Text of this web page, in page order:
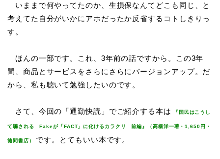
いままで何やってたのか、生損保なんてどこも同じ、と
考えてた自分がいかにアホだったか反省するコトしきりっ
す。
ほんの一部です。これ、3年前の話ですから。この3年
間、商品とサービスをさらにさらにバージョンアップ。だ
から、私も聴いて勉強したいのです。
さて、今回の「通勤快読」でご紹介する本は 『国民はこうし
て騙される Fakeが「FACT」に化けるカラクリ 前編』（高橋洋一著・1,650円・
徳間書店） です。とてもいい本です。